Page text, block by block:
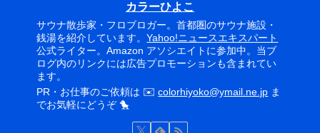
カラーひよこ
サウナ散歩家・フロブロガー。首都圏のサウナ施設・
銭湯を紹介しています。Yahoo!ニュースエキスパート
公式ライター。Amazon アソシエイトに参加中。当ブ
ログ内のリンクには広告プロモーションも含まれてい
ます。
PR・お仕事のご依頼は ✉️colorhiyoko@ymail.ne.jp ま
でお気軽にどうぞ 🐤